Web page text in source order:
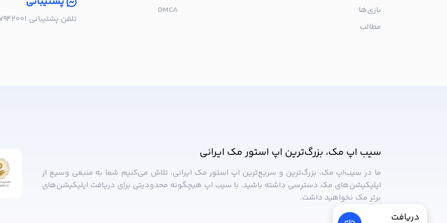
بازی‌ها
مطالب
DMCA
تلفن پشتیبانی ۰۲۱۵۷۹۴۲۰۰۱ | به صورت تلفنی پاسخگوی شما هستیم!
سیب اپ مک، بزرگ‌ترین اپ استور مک ایرانی
ما در سیب‌‌اپ مک، بزرگ‌ترین و سریع‌ترین اپ استور مک ایرانی، تلاش می‌کنیم شما به منبعی وسیع از
اپلیکیشن‌های مک دسترسی داشته باشید. با سیب ‌اپ هیچگونه محدودیتی برای دریافت اپلیکیشن‌های
برتر مک نخواهید داشت.
دریافت